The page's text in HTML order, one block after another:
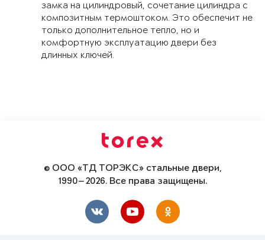
замка на цилиндровый, сочетание цилиндра с
композитным термоштоком. Это обеспечит не
только дополнительное тепло, но и
комфортную эксплуатацию двери без
длинных ключей.
© ООО «ТД ТОРЭКС» стальные двери,
1990—2026. Все права защищены.